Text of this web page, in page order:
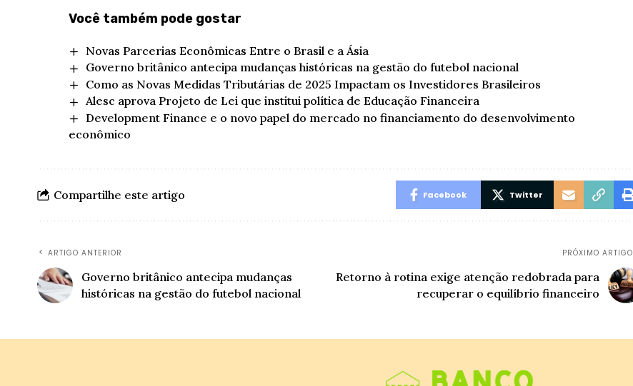
Você também pode gostar
Novas Parcerias Econômicas Entre o Brasil e a Ásia
Governo britânico antecipa mudanças históricas na gestão do futebol nacional
Como as Novas Medidas Tributárias de 2025 Impactam os Investidores Brasileiros
Alesc aprova Projeto de Lei que institui política de Educação Financeira
Development Finance e o novo papel do mercado no financiamento do desenvolvimento
econômico
Compartilhe este artigo Facebook Twitter
ARTIGO ANTERIOR
Governo britânico antecipa mudanças
históricas na gestão do futebol nacional
PRÓXIMO ARTIGO
Retorno à rotina exige atenção redobrada para
recuperar o equilíbrio financeiro